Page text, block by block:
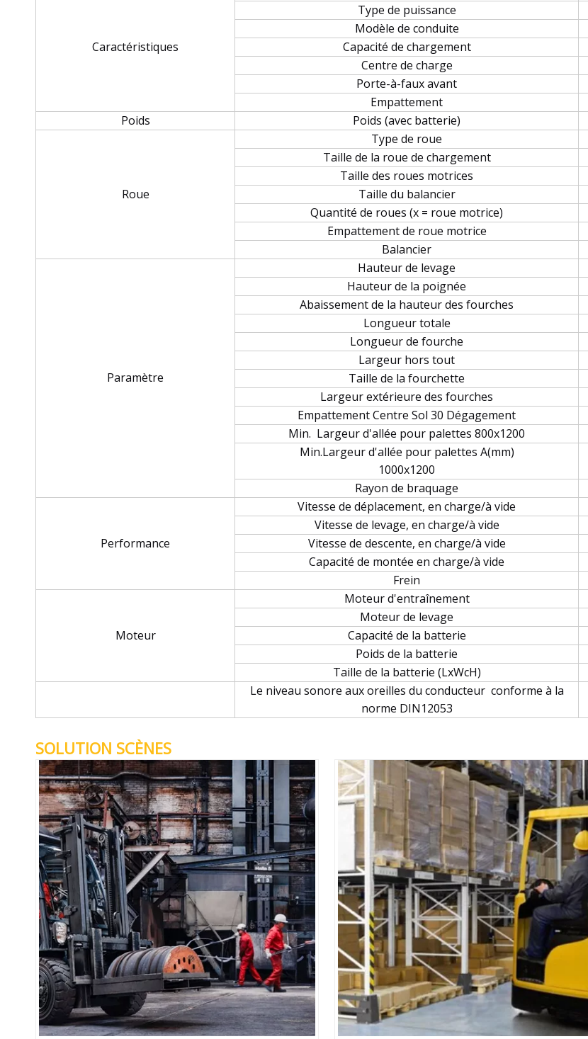
Caractéristiques
Type de puissance
Modèle de conduite
Capacité de chargement
Centre de charge
Porte-à-faux avant
Empattement
Poids
Poids (avec batterie)
Roue
Type de roue
Taille de la roue de chargement
Taille des roues motrices
Taille du balancier
Quantité de roues (x = roue motrice)
Empattement de roue motrice
Balancier
Paramètre
Hauteur de levage
Hauteur de la poignée
Abaissement de la hauteur des fourches
Longueur totale
Longueur de fourche
Largeur hors tout
Taille de la fourchette
Largeur extérieure des fourches
Empattement Centre Sol 30 Dégagement
Min. Largeur d'allée pour palettes 800x1200
Min.Largeur d'allée pour palettes A(mm)
1000x1200
Rayon de braquage
Performance
Vitesse de déplacement, en charge/à vide
Vitesse de levage, en charge/à vide
Vitesse de descente, en charge/à vide
Capacité de montée en charge/à vide
Frein
Moteur
Moteur d'entraînement
Moteur de levage
Capacité de la batterie
Poids de la batterie
Taille de la batterie (LxWcH)
Le niveau sonore aux oreilles du conducteur conforme à la
norme DIN12053
SOLUTION SCÈNES